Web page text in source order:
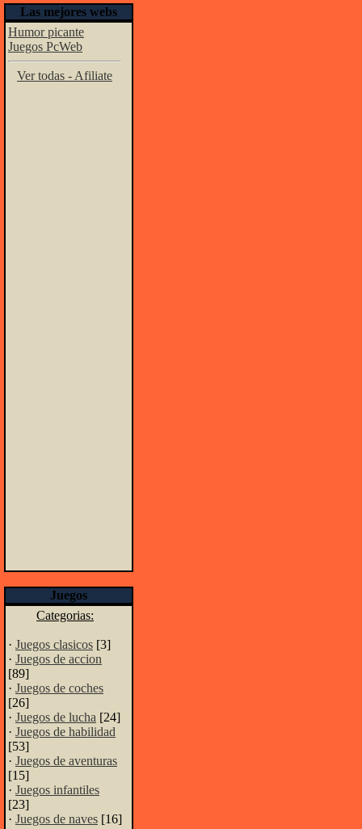
Las mejores webs
Humor picante
Juegos PcWeb
Ver todas - Afiliate
Juegos
Categorias:
· Juegos clasicos [3]
· Juegos de accion
[89]
· Juegos de coches
[26]
· Juegos de lucha [24]
· Juegos de habilidad
[53]
· Juegos de aventuras
[15]
· Juegos infantiles
[23]
· Juegos de naves [16]